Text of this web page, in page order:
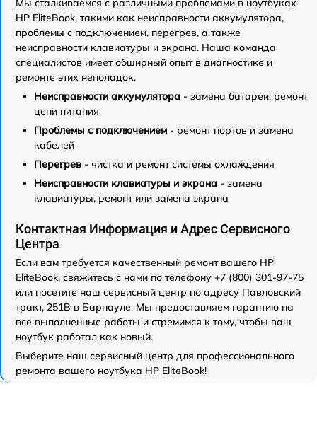
Мы сталкиваемся с различными проблемами в ноутбуках
HP EliteBook, такими как неисправности аккумулятора,
проблемы с подключением, перегрев, а также
неисправности клавиатуры и экрана. Наша команда
специалистов имеет обширный опыт в диагностике и
ремонте этих неполадок.
Неисправности аккумулятора - замена батареи, ремонт
цепи питания
Проблемы с подключением - ремонт портов и замена
кабелей
Перегрев - чистка и ремонт системы охлаждения
Неисправности клавиатуры и экрана - замена
клавиатуры, ремонт или замена экрана
Контактная Информация и Адрес Сервисного
Центра
Если вам требуется качественный ремонт вашего HP
EliteBook, свяжитесь с нами по телефону +7 (800) 301-97-75
или посетите наш сервисный центр по адресу Павловский
тракт, 251В в Барнауле. Мы предоставляем гарантию на
все выполненные работы и стремимся к тому, чтобы ваш
ноутбук работал как новый.
Выберите наш сервисный центр для профессионального
ремонта вашего ноутбука HP EliteBook!